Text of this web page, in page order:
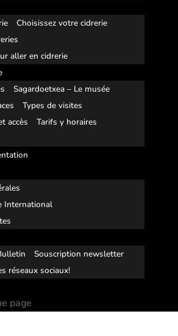
Choisissez votre cidrerie
aller en cidrerie
Sagardoetxea – Le musée
Types de visites
accès
Tarifs y horaires
International
Souscription newsletter
réseaux sociaux!
page